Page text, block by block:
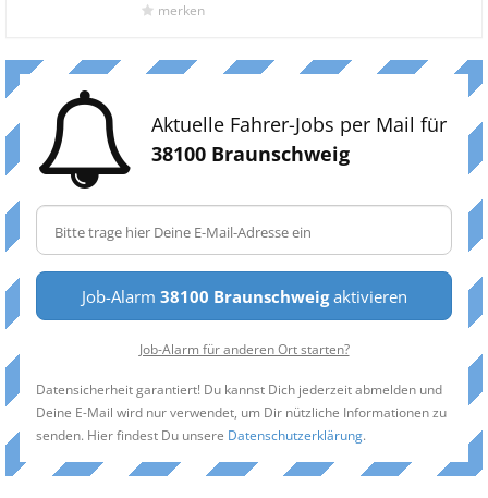
merken
Aktuelle Fahrer-Jobs per Mail für
38100 Braunschweig
Job-Alarm 38100 Braunschweigaktivieren
Job-Alarm für anderen Ort starten?
Datensicherheit garantiert! Du kannst Dich jederzeit abmelden und
Deine E-Mail wird nur verwendet, um Dir nützliche Informationen zu
senden. Hier findest Du unsere Datenschutzerklärung.